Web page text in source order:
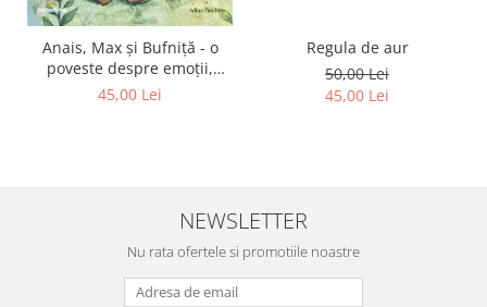
Anais, Max și Bufniță - o
poveste despre emoții,
curaj și prietenie
45,00 Lei
Regula de aur
50,00 Lei
45,00 Lei
NEWSLETTER
Nu rata ofertele si promotiile noastre